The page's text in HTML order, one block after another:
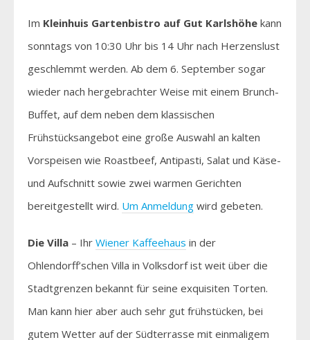
Im Kleinhuis Gartenbistro auf Gut Karlshöhe kann
sonntags von 10:30 Uhr bis 14 Uhr nach Herzenslust
geschlemmt werden. Ab dem 6. September sogar
wieder nach hergebrachter Weise mit einem Brunch-
Buffet, auf dem neben dem klassischen
Frühstücksangebot eine große Auswahl an kalten
Vorspeisen wie Roastbeef, Antipasti, Salat und Käse-
und Aufschnitt sowie zwei warmen Gerichten
bereitgestellt wird. Um Anmeldung wird gebeten.
Die Villa – Ihr Wiener Kaffeehaus in der
Ohlendorff’schen Villa in Volksdorf ist weit über die
Stadtgrenzen bekannt für seine exquisiten Torten.
Man kann hier aber auch sehr gut frühstücken, bei
gutem Wetter auf der Südterrasse mit einmaligem